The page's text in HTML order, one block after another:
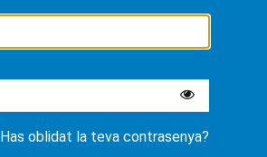
Has oblidat la teva contrasenya?